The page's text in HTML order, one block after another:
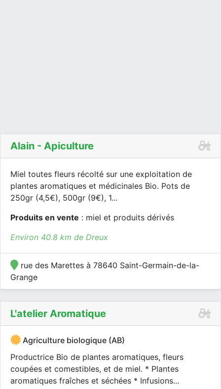
Alain - Apiculture
Miel toutes fleurs récolté sur une exploitation de
plantes aromatiques et médicinales Bio. Pots de
250gr (4,5€), 500gr (9€), 1...
Produits en vente : miel et produits dérivés
Environ 40.8 km de Dreux
rue des Marettes à 78640 Saint-Germain-de-la-
Grange
L'atelier Aromatique
Agriculture biologique (AB)
Productrice Bio de plantes aromatiques, fleurs
coupées et comestibles, et de miel. * Plantes
aromatiques fraîches et séchées * Infusions...